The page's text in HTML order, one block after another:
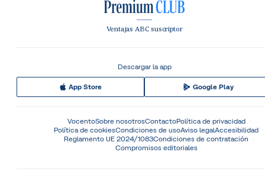
Ventajas ABC suscriptor
Descargar la app
App Store Google Play
VocentoSobre nosotrosContactoPolítica de privacidad
Política de cookiesCondiciones de usoAviso legalAccesibilidad
Reglamento UE 2024/1083Condiciones de contratación
Compromisos editoriales